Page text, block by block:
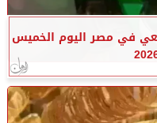
في مصر اليوم الخميس